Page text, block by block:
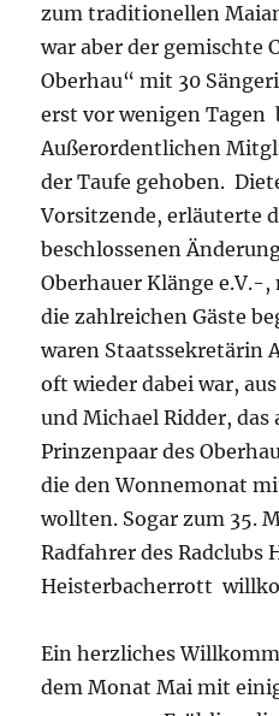
zum traditionellen
war aber der gemischte
Oberhau“ mit 30
erst vor wenigen Tagen
Außerordentlichen
der Taufe gehoben.
Vorsitzende, erläuterte
beschlossenen
Oberhauer Klänge e.V.-
die zahlreichen Gäste
waren Staatssekretärin
oft wieder dabei war,
und Michael Ridder, das
Prinzenpaar des
die den Wonnemonat
wollten. Sogar zum 35.
Radfahrer des Radclubs
Heisterbacherrott
Ein herzliches
dem Monat Mai mit